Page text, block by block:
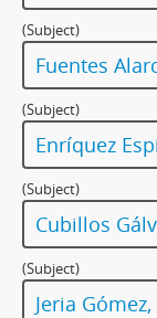
(Subject)
Fuentes
(Subject)
Enríquez
(Subject)
Cubillos
(Subject)
Jeria